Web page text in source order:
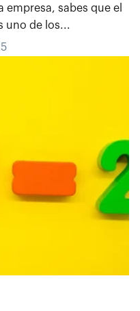
empresa, sabes que el
uno de los...